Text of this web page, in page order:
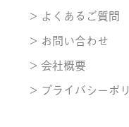
> よくあるご質問
> お問い合わせ
> 会社概要
> プライバシーポ